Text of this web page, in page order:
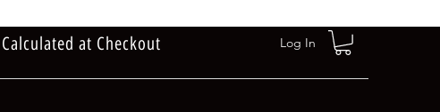
Log In
at Checkout